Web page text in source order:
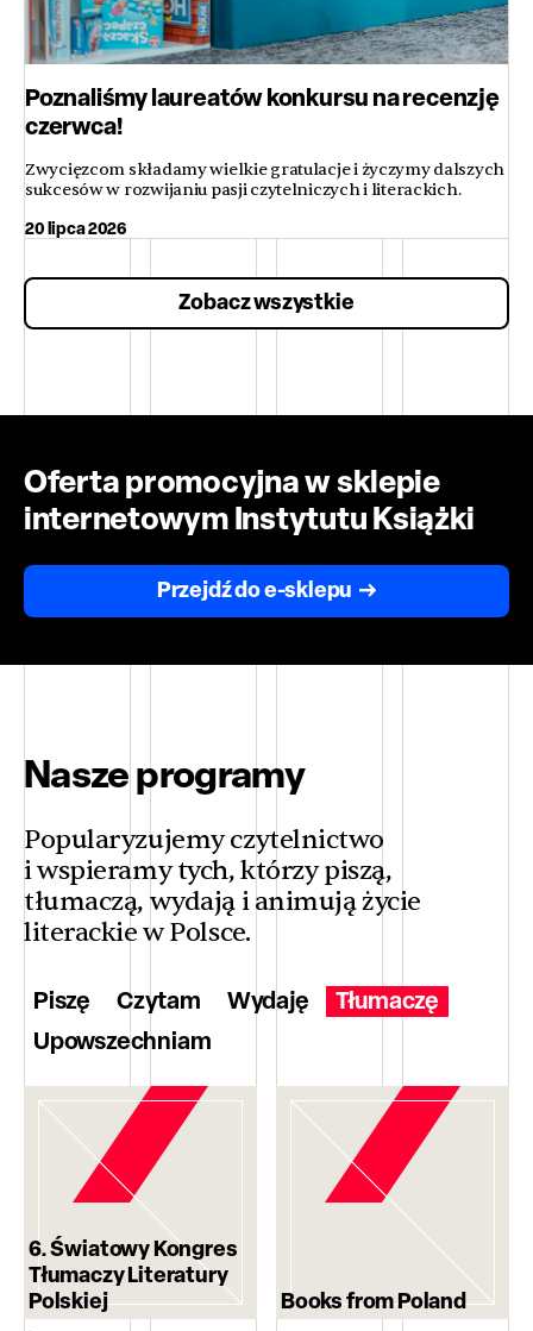
Poznaliśmy laureatów konkursu na recenzję
czerwca!
Zwycięzcom składamy wielkie gratulacje i życzymy dalszych
sukcesów w rozwijaniu pasji czytelniczych i literackich.
20 lipca 2026
Zobacz wszystkie
Oferta promocyjna w sklepie
internetowym Instytutu Książki
Przejdź do e-sklepu
Nasze programy
Popularyzujemy czytelnictwo
i wspieramy tych, którzy piszą,
tłumaczą, wydają i animują życie
literackie w Polsce.
Piszę Czytam Wydaję
Tłumaczę
Upowszechniam
6. Światowy Kongres
Tłumaczy Literatury
Polskiej
Books from Poland